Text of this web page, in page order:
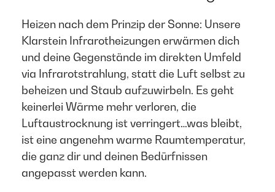
Heizen nach dem Prinzip der Sonne: Unsere
Klarstein Infrarotheizungen erwärmen dich
und deine Gegenstände im direkten Umfeld
via Infrarotstrahlung, statt die Luft selbst zu
beheizen und Staub aufzuwirbeln. Es geht
keinerlei Wärme mehr verloren, die
Luftaustrocknung ist verringert…was bleibt,
ist eine angenehm warme Raumtemperatur,
die ganz dir und deinen Bedürfnissen
angepasst werden kann. ​